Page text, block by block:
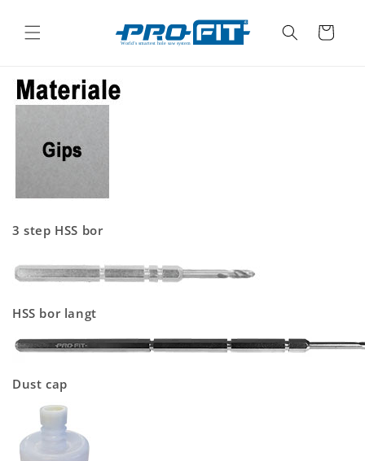
indhold
Indkøbskurv
3 step HSS bor
HSS bor langt
Dust cap